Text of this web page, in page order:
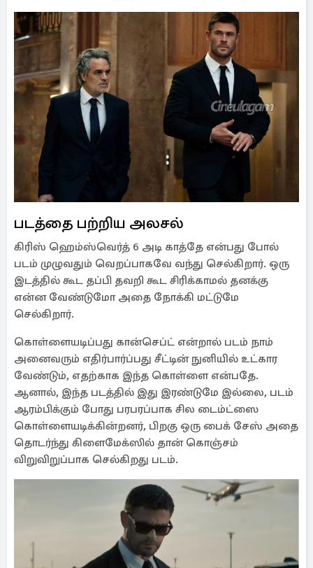
படத்தை பற்றிய அலசல்
கிரிஸ் ஹெம்ஸ்வெர்த் 6 அடி காத்தே என்பது போல்
படம் முழுவதும் வெறப்பாகவே வந்து செல்கிறார். ஒரு
இடத்தில் கூட தப்பி தவறி கூட சிரிக்காமல் தனக்கு
என்ன வேண்டுமோ அதை நோக்கி மட்டுமே
செல்கிறார்.
கொள்ளையடிப்பது கான்செப்ட் என்றால் படம் நாம்
அனைவரும் எதிர்பார்ப்பது சீட்டின் நுனியில் உட்கார
வேண்டும், எதற்காக இந்த கொள்ளை என்பதே.
ஆனால், இந்த படத்தில் இது இரண்டுமே இல்லை, படம்
ஆரம்பிக்கும் போது பரபரப்பாக சில டைம்ட்ஸை
கொள்ளையடிக்கின்றனர், பிறகு ஒரு பைக் சேஸ் அதை
தொடர்ந்து கிளைமேக்ஸில் தான் கொஞ்சம்
விறுவிறுப்பாக செல்கிறது படம்.